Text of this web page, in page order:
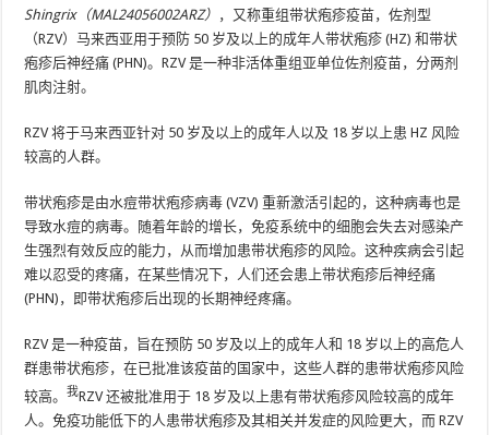
Shingrix（MAL24056002ARZ） ，又称重组带状疱疹疫苗，佐剂型
（RZV）马来西亚用于预防 50 岁及以上的成年人带状疱疹 (HZ) 和带状
疱疹后神经痛 (PHN)。RZV 是一种非活体重组亚单位佐剂疫苗，分两剂
肌肉注射。
RZV 将于马来西亚针对 50 岁及以上的成年人以及 18 岁以上患 HZ 风险
较高的人群。
带状疱疹是由水痘带状疱疹病毒 (VZV) 重新激活引起的，这种病毒也是
导致水痘的病毒。随着年龄的增长，免疫系统中的细胞会失去对感染产
生强烈有效反应的能力，从而增加患带状疱疹的风险。这种疾病会引起
难以忍受的疼痛，在某些情况下，人们还会患上带状疱疹后神经痛
(PHN)，即带状疱疹后出现的长期神经疼痛。
RZV 是一种疫苗，旨在预防 50 岁及以上的成年人和 18 岁以上的高危人
群患带状疱疹，在已批准该疫苗的国家中，这些人群的患带状疱疹风险
较高。我RZV 还被批准用于 18 岁及以上患有带状疱疹风险较高的成年
人。免疫功能低下的人患带状疱疹及其相关并发症的风险更大，而 RZV